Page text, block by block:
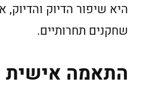
היא שיפור הדיוק והדיוק,
שחקנים תחרותיים.
התאמה אישית